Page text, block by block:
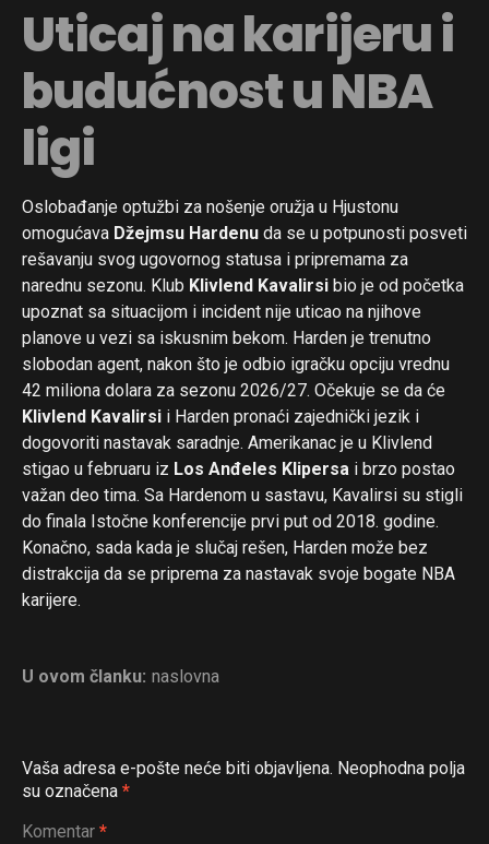
Uticaj na karijeru i
budućnost u NBA
ligi
Oslobađanje optužbi za nošenje oružja u Hjustonu
omogućava Džejmsu Hardenu da se u potpunosti posveti
rešavanju svog ugovornog statusa i pripremama za
narednu sezonu. Klub Klivlend Kavalirsi bio je od početka
upoznat sa situacijom i incident nije uticao na njihove
planove u vezi sa iskusnim bekom. Harden je trenutno
slobodan agent, nakon što je odbio igračku opciju vrednu
42 miliona dolara za sezonu 2026/27. Očekuje se da će
Klivlend Kavalirsi i Harden pronaći zajednički jezik i
dogovoriti nastavak saradnje. Amerikanac je u Klivlend
stigao u februaru iz Los Anđeles Klipersa i brzo postao
važan deo tima. Sa Hardenom u sastavu, Kavalirsi su stigli
do finala Istočne konferencije prvi put od 2018. godine.
Konačno, sada kada je slučaj rešen, Harden može bez
distrakcija da se priprema za nastavak svoje bogate NBA
karijere.
U ovom članku: naslovna
Vaša adresa e-pošte neće biti objavljena. Neophodna polja
su označena *
Komentar *